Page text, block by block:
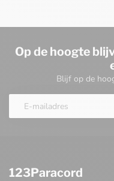
Op de hoogte
Blijf op de
123Paracord